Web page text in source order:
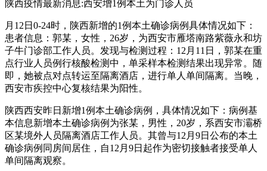
陕西疫情最新消息:西安增1例本土为门诊人员
月12日0-24时，陕西新增的1例本土确诊病例具体情况如下：
患者信息：郭某，女性，26岁，为西安市雁塔南路紫薇永和坊
子牛门诊部工作人员。发现与检测过程：12月11日，郭某在重
点行业人员例行核酸检测中，单采样本检测结果出现异常。随
即，她被点对点转运至隔离酒店，进行单人单间隔离。当晚，
西安市疾控中心复核结果为阳性。
陕西西安昨日新增1例本土确诊病例，具体情况如下：病例基
本信息新增本土确诊病例为张某，男性，20岁，系西安市灞桥
区某境外人员隔离酒店工作人员。其曾与12月9日公布的本土
确诊病例同房间居住，自12月9日起作为密切接触者接受单人
单间隔离观察。